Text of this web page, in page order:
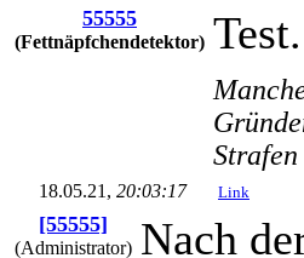
55555
(Fettnäpfchendetektor) Test.
18.05.21, 20:03:17 Link
[55555]
(Administrator) Nach